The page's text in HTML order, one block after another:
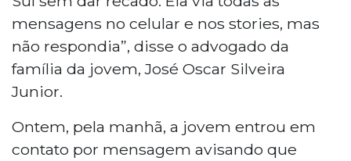
mensagens no celular e nos stories, mas
não respondia”, disse o advogado da
família da jovem, José Oscar Silveira
Junior.
Ontem, pela manhã, a jovem entrou em
contato por mensagem avisando que